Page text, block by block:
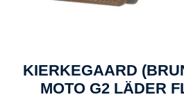
KIERKEGAARD
MOTO G2 LÄDER